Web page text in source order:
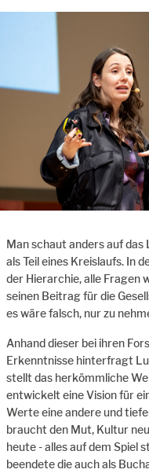
Man schaut anders auf das
als Teil eines Kreislaufs. In
der Hierarchie, alle Fragen
seinen Beitrag für die
es wäre falsch, nur zu
Anhand dieser bei ihren
Erkenntnisse hinterfragt
stellt das herkömmliche
entwickelt eine Vision für
Werte eine andere und
braucht den Mut, Kultur
heute - alles auf dem Spiel
beendete die auch als